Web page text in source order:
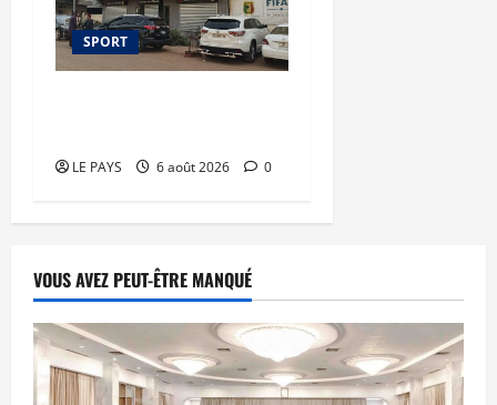
SPORT
LE PAYS 6 août 2026 0
VOUS AVEZ PEUT-ÊTRE MANQUÉ